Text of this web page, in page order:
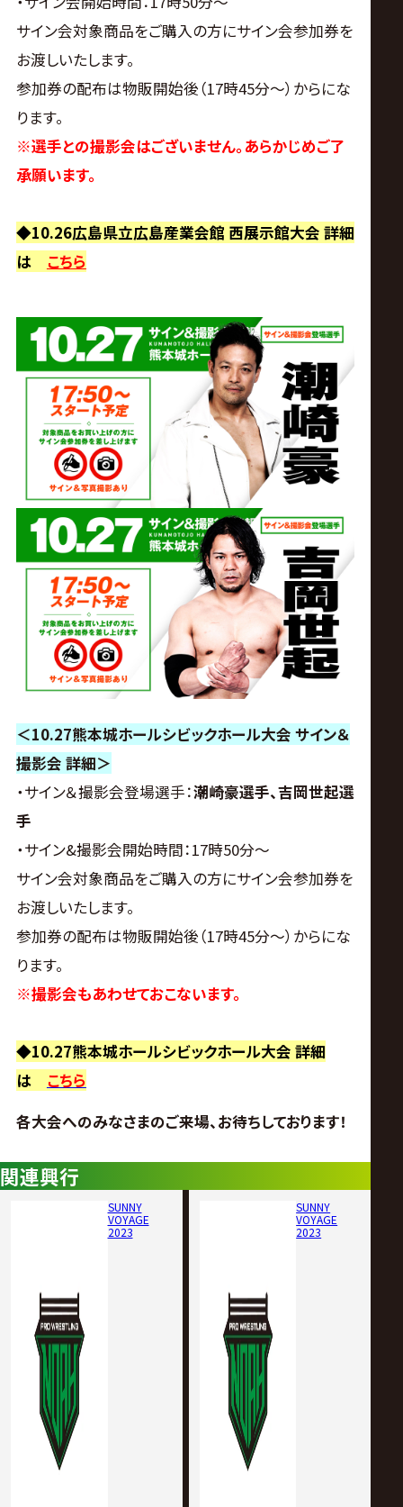
サイン会対象商品をご購入の方にサイン会参加券を
お渡しいたします。
参加券の配布は物販開始後（17時45分～）からにな
ります。
※選手との撮影会はございません。あらかじめご了
承願います。
◆10.26広島県立広島産業会館 西展示館大会 詳細
は こちら
＜10.27熊本城ホールシビックホール大会 サイン＆
撮影会 詳細＞
・サイン＆撮影会登場選手：潮崎豪選手、吉岡世起選
手
・サイン&撮影会開始時間：17時50分～
サイン会対象商品をご購入の方にサイン会参加券を
お渡しいたします。
参加券の配布は物販開始後（17時45分～）からにな
ります。
※撮影会もあわせておこないます。
◆10.27熊本城ホールシビックホール大会 詳細
は こちら
各大会へのみなさまのご来場、お待ちしております！
関連興行
SUNNY
VOYAGE
2023
SUNNY
VOYAGE
2023